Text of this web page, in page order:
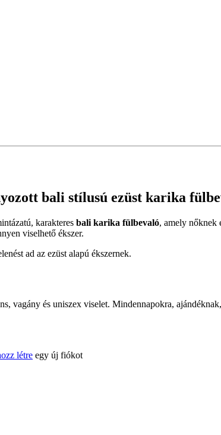
bali stílusú ezüst karika
karakteres bali karika fülbevaló, amely nőknek
viselhető ékszer.
ad az ezüst alapú ékszernek.
vagány és uniszex viselet. Mindennapokra,
létre egy új fiókot